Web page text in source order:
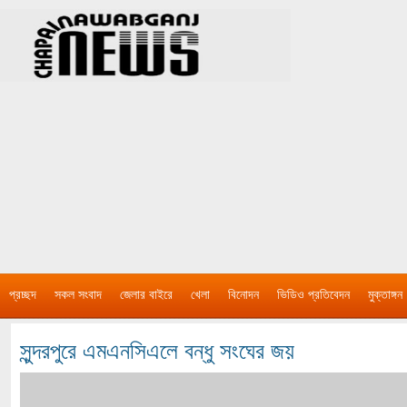
প্রচ্ছদ সকল সংবাদ জেলার বাইরে খেলা বিনোদন ভিডিও প্রতিবেদন মুক্তাঙ্গন
সুন্দরপুরে এমএনসিএলে বন্ধু সংঘের জয়